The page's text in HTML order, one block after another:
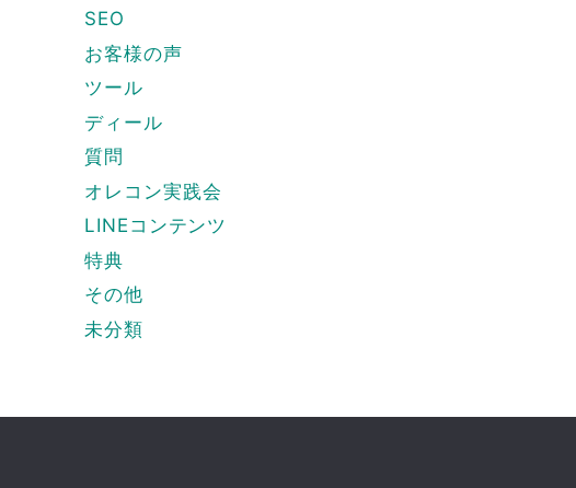
SEO
お客様の声
ツール
ディール
質問
オレコン実践会
LINEコンテンツ
特典
その他
未分類